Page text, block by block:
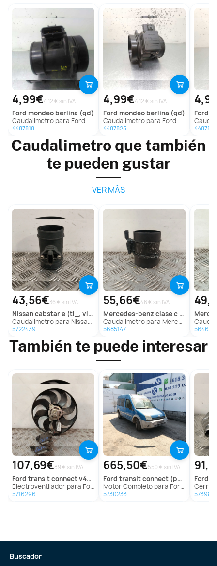
4,99€4.12 € sin IVA
ford mondeo berlina (gd)
Caudalimetro para Ford Mondeo Berlina (Gd)
4487818
4,99€4.12 € sin IVA
ford mondeo berlina (gd)
Caudalimetro para Ford Mondeo Berlina (Gd)
4487825
ford
Caudalimetro que también
te pueden gustar
VER MÁS
43,56€36 € sin IVA
nissancabstar e (tl_, vl_)
Caudalimetro para Nissan Cabstar E (Tl_, Vl_)
5722439
55,66€46 € sin IVA
mercedes-benz clase c t-model (s205)
Caudalimetro para Mercedes-Benz Clase C T-Model (S205)
5685147
También te puede interesar
107,69€89 € sin IVA
ford transit connect v408 furgoneta/monovolumen
Electroventilador para Ford Transit Connect V408 Furgoneta/Monovolumen
5716296
665,50€550 € sin IVA
ford transit connect (p65_, p70_, p80_)
Motor Completo para Ford Transit Connect (P65_, P70_, P80_)
5730233
ford
Cerradura Puerta
5739877
Buscador